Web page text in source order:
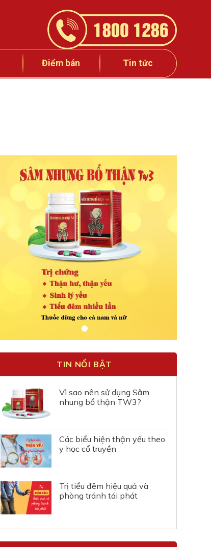
Điểm bán Tin tức
TIN NỔI BẬT
Vì sao nên sử dụng Sâm
nhung bổ thận TW3?
Các biểu hiện thận yếu theo
y học cổ truyền
Trị tiểu đêm hiệu quả và
phòng tránh tái phát